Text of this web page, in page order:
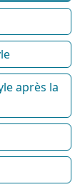
après la